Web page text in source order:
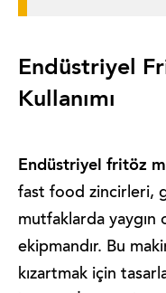
Endüstriyel
Kullanımı
Endüstriyel fritöz
fast food zincirleri,
mutfaklarda yaygın
ekipmandır. Bu
kızartmak için